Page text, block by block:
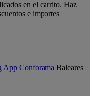
en el carrito. Haz
e importes
App Conforama Baleares